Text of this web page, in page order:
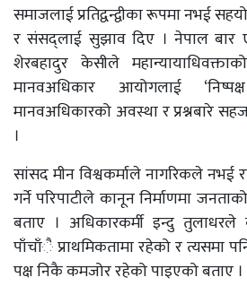
समाजलाई प्रतिद्वन्द्वीका रूपमा नभई
र संसद्लाई सुझाव दिए । नेपाल बार
शेरबहादुर केसीले
मानवअधिकार आयोगलाई
मानवअधिकारको अवस्था र प्रश्नबारे
।
सांसद मीन विश्वकर्माले नागरिकले नभई
गर्ने परिपाटीले कानून निर्माणमा
बताए । अधिकारकर्मी इन्दु तुलाधरले
पाँचाँै प्राथमिकतामा रहेको र त्यसमा
पक्ष निकै कमजोर रहेको पाइएको बताए ।